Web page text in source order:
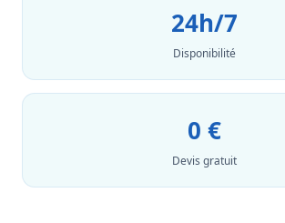
24h/7
Disponibilité
0 €
Devis gratuit